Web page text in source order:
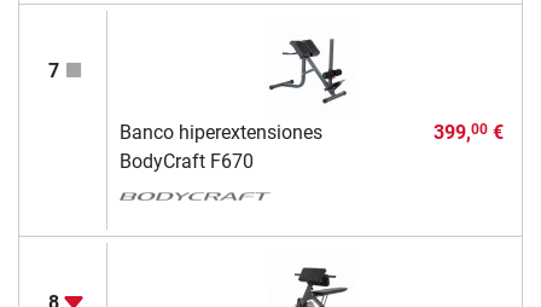
7
Banco hiperextensiones
BodyCraft F670
399,00€